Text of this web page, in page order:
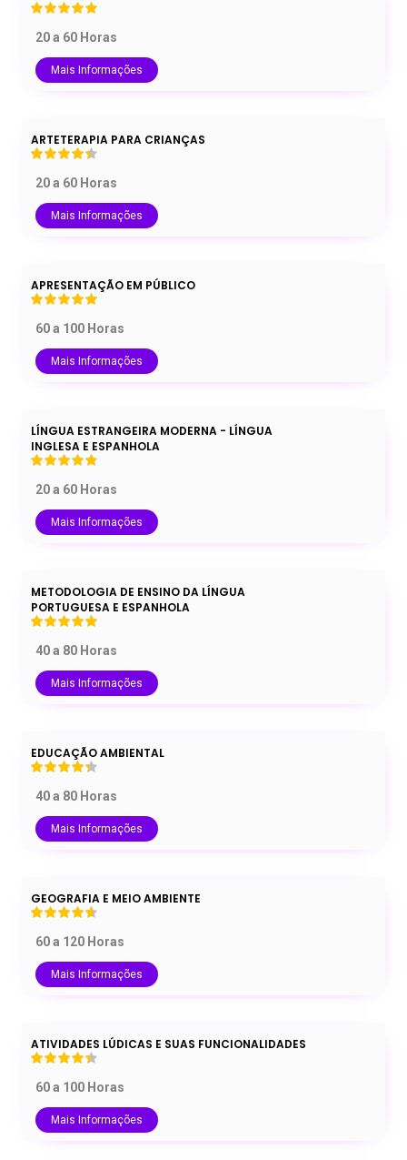
20 a 60 Horas
Mais Informações
ARTETERAPIA PARA CRIANÇAS
20 a 60 Horas
Mais Informações
APRESENTAÇÃO EM PÚBLICO
60 a 100 Horas
Mais Informações
LÍNGUA ESTRANGEIRA MODERNA - LÍNGUA
INGLESA E ESPANHOLA
20 a 60 Horas
Mais Informações
METODOLOGIA DE ENSINO DA LÍNGUA
PORTUGUESA E ESPANHOLA
40 a 80 Horas
Mais Informações
EDUCAÇÃO AMBIENTAL
40 a 80 Horas
Mais Informações
GEOGRAFIA E MEIO AMBIENTE
60 a 120 Horas
Mais Informações
ATIVIDADES LÚDICAS E SUAS FUNCIONALIDADES
60 a 100 Horas
Mais Informações